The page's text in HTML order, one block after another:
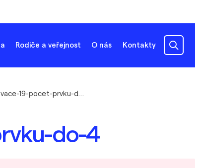
Rodiče a veřejnost O nás Kontakty
vy-42-inovace-19-pocet-prvku-do-4
do-4